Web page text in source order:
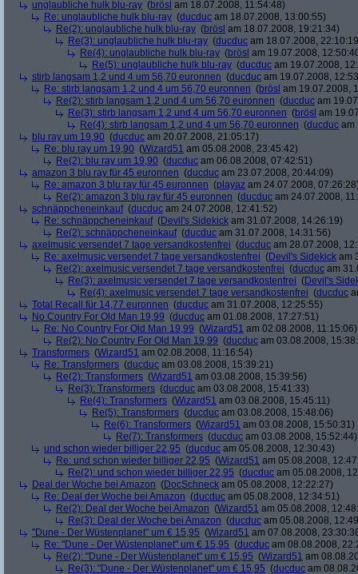
unglaubliche hulk blu-ray (brösl am 18.07.2008, 11:54:48)
Re: unglaubliche hulk blu-ray (ducduc am 18.07.2008, 13:00:55)
Re(2): unglaubliche hulk blu-ray (brösl am 18.07.2008, 19:21:34)
Re(3): unglaubliche hulk blu-ray (ducduc am 18.07.2008,
Re(4): unglaubliche hulk blu-ray (brösl am 19.07.2008,
Re(5): unglaubliche hulk blu-ray (ducduc am 19.07.2008,
stirb langsam 1,2 und 4 um 56,70 euronnen (ducduc am 19.07.2008,
Re: stirb langsam 1,2 und 4 um 56,70 euronnen (brösl am 19.07.2008,
Re(2): stirb langsam 1,2 und 4 um 56,70 euronnen (ducduc am
Re(3): stirb langsam 1,2 und 4 um 56,70 euronnen (brösl am
Re(4): stirb langsam 1,2 und 4 um 56,70 euronnen (ducduc am
blu ray um 19,90 (ducduc am 20.07.2008, 21:05:17)
Re: blu ray um 19,90 (Wizard51 am 05.08.2008, 23:45:42)
Re(2): blu ray um 19,90 (ducduc am 06.08.2008, 07:42:51)
amazon 3 blu ray für 45 euronnen (ducduc am 23.07.2008, 20:44:09)
Re: amazon 3 blu ray für 45 euronnen (playaz am 24.07.2008,
Re(2): amazon 3 blu ray für 45 euronnen (ducduc am 24.07.2008,
schnäppcheneinkauf(ducduc am 24.07.2008, 12:41:52)
Re: schnäppcheneinkauf(Devil's Sidekick am 31.07.2008, 14:26:19)
Re(2): schnäppcheneinkauf(ducduc am 31.07.2008, 14:31:56)
axelmusic versendet 7 tage versandkostenfrei (ducduc am 28.07.2008,
Re: axelmusic versendet 7 tage versandkostenfrei (Devil's Sidekick am
Re(2): axelmusic versendet 7 tage versandkostenfrei (ducduc am
Re(3): axelmusic versendet 7 tage versandkostenfrei (Devil's
Re(4): axelmusic versendet 7 tage versandkostenfrei (ducduc
Total Recall für 14,77 euronnen (ducduc am 31.07.2008, 12:25:55)
No Country For Old Man 19,99 (ducduc am 01.08.2008, 17:27:51)
Re: No Country For Old Man 19,99 (Wizard51 am 02.08.2008, 11:15:06)
Re(2): No Country For Old Man 19,99 (ducduc am 03.08.2008,
Transformers (Wizard51 am 02.08.2008, 11:16:54)
Re: Transformers (ducduc am 03.08.2008, 15:39:21)
Re(2): Transformers (Wizard51 am 03.08.2008, 15:39:56)
Re(3): Transformers (ducduc am 03.08.2008, 15:41:33)
Re(4): Transformers (Wizard51 am 03.08.2008, 15:45:11)
Re(5): Transformers (ducduc am 03.08.2008, 15:48:06)
Re(6): Transformers (Wizard51 am 03.08.2008, 15:50:31)
Re(7): Transformers (ducduc am 03.08.2008, 15:52:44)
und schon wieder billiger 22,95 (ducduc am 05.08.2008, 12:30:43)
Re: und schon wieder billiger 22,95 (Wizard51 am 05.08.2008,
Re(2): und schon wieder billiger 22,95 (ducduc am 05.08.2008,
Deal der Woche bei Amazon (DocSchneck am 05.08.2008, 12:22:27)
Re: Deal der Woche bei Amazon (ducduc am 05.08.2008, 12:34:51)
Re(2): Deal der Woche bei Amazon (Wizard51 am 05.08.2008,
Re(3): Deal der Woche bei Amazon (ducduc am 05.08.2008,
"Dune - Der Wüstenplanet" um € 15,95 (Wizard51 am 07.08.2008,
Re: "Dune - Der Wüstenplanet" um € 15,95 (ducduc am 08.08.2008,
Re(2): "Dune - Der Wüstenplanet" um € 15,95 (Wizard51 am
Re(3): "Dune - Der Wüstenplanet" um € 15,95 (ducduc am